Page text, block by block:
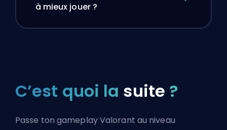
à mieux jouer ?
C’est quoi la suite ?
Passe ton gameplay Valorant au niveau